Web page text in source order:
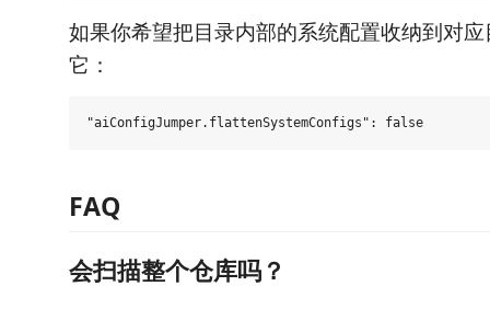
如果你希望把目录内部的系统配置收纳到对
它：
FAQ
会扫描整个仓库吗？